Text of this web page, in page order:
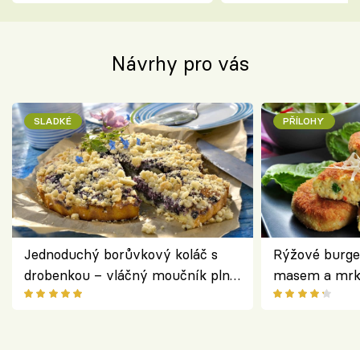
Návrhy pro vás
SLADKÉ
Jednoduchý borůvkový koláč s
drobenkou – vláčný moučník plný
ovoce
PŘÍLOHY
Rýžové
masem a
salátem –